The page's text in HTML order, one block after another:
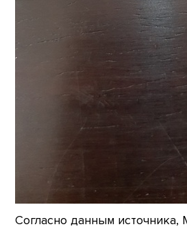
Согласно данным источника,